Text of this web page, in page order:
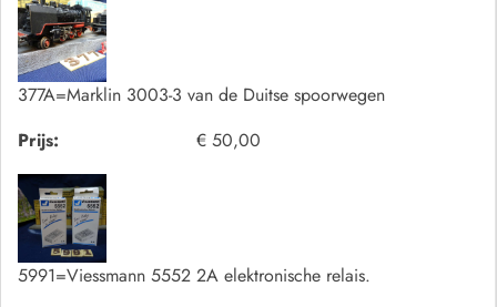
377A=Marklin 3003-3 van de Duitse spoorwegen
Prijs:
€ 50,00
5991=Viessmann 5552 2A elektronische relais.